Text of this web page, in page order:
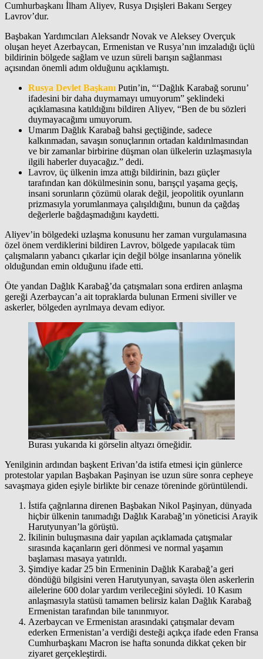
Cumhurbaşkanı İlham Aliyev, Rusya Dışişleri Bakanı Sergey
Lavrov’dur.
Başbakan Yardımcıları Aleksandr Novak ve Aleksey Overçuk
oluşan heyet Azerbaycan, Ermenistan ve Rusya’nın imzaladığı üçlü
bildirinin bölgede sağlam ve uzun süreli barışın sağlanması
açısından önemli adım olduğunu açıklamıştı.
Rusya Devlet Başkanı Putin’in, “‘Dağlık Karabağ sorunu’
ifadesini bir daha duymamayı umuyorum” şeklindeki
açıklamasına katıldığını bildiren Aliyev, “Ben de bu sözleri
duymayacağımı umuyorum.
Umarım Dağlık Karabağ bahsi geçtiğinde, sadece
kalkınmadan, savaşın sonuçlarının ortadan kaldırılmasından
ve bir zamanlar birbirine düşman olan ülkelerin uzlaşmasıyla
ilgili haberler duyacağız.” dedi.
Lavrov, üç ülkenin imza attığı bildirinin, bazı güçler
tarafından kan dökülmesinin sonu, barışçıl yaşama geçiş,
insani sorunların çözümü olarak değil, jeopolitik oyunların
prizmasıyla yorumlanmaya çalışıldığını, bunun da çağdaş
değerlerle bağdaşmadığını kaydetti.
Aliyev’in bölgedeki uzlaşma konusunu her zaman vurgulamasına
özel önem verdiklerini bildiren Lavrov, bölgede yapılacak tüm
çalışmaların yabancı çıkarlar için değil bölge insanlarına yönelik
olduğundan emin olduğunu ifade etti.
Öte yandan Dağlık Karabağ’da çatışmaları sona erdiren anlaşma
gereği Azerbaycan’a ait topraklarda bulunan Ermeni siviller ve
askerler, bölgeden ayrılmaya devam ediyor.
Burası yukarıda ki görselin altyazı örneğidir.
Yenilginin ardından başkent Erivan’da istifa etmesi için günlerce
protestolar yapılan Başbakan Paşinyan ise uzun süre sonra cepheye
savaşmaya giden eşiyle birlikte bir cenaze töreninde görüntülendi.
İstifa çağrılarına direnen Başbakan Nikol Paşinyan, dünyada
hiçbir ülkenin tanımadığı Dağlık Karabağ’ın yöneticisi Arayik
Harutyunyan’la görüştü.
İkilinin buluşmasına dair yapılan açıklamada çatışmalar
sırasında kaçanların geri dönmesi ve normal yaşamın
başlaması masaya yatırıldı.
Şimdiye kadar 25 bin Ermeninin Dağlık Karabağ’a geri
döndüğü bilgisini veren Harutyunyan, savaşta ölen askerlerin
ailelerine 600 dolar yardım verileceğini söyledi. 10 Kasım
anlaşmasıyla statüsü tamamen belirsiz kalan Dağlık Karabağ
Ermenistan tarafından bile tanınmıyor.
Azerbaycan ve Ermenistan arasındaki çatışmalar devam
ederken Ermenistan’a verdiği desteği açıkça ifade eden Fransa
Cumhurbaşkanı Macron ise hafta sonunda dikkat çeken bir
ziyaret gerçekleştirdi.